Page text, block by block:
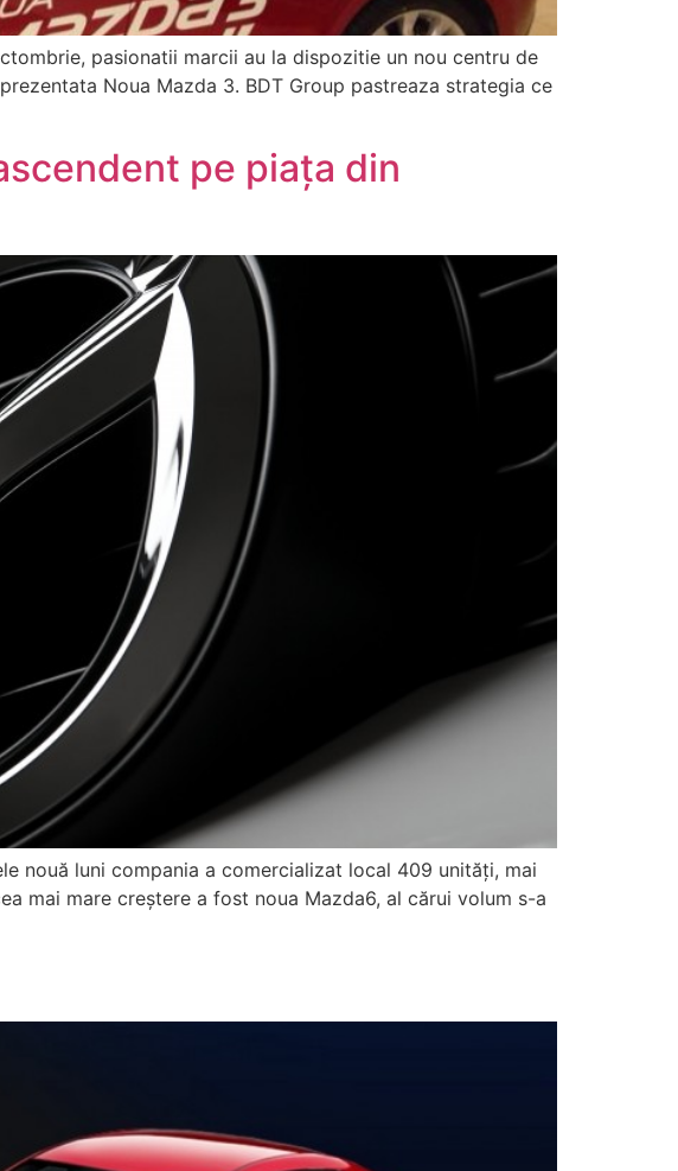
pasionatii marcii au la dispozitie un nou centru de
Noua Mazda 3. BDT Group pastreaza strategia ce
pe piaţa din
nouă luni compania a comercializat local 409 unităţi, mai
mai mare creştere a fost noua Mazda6, al cărui volum s-a